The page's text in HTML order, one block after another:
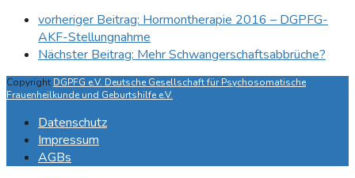
vorheriger Beitrag: Hormontherapie 2016 – DGPFG-
AKF-Stellungnahme
Nächster Beitrag: Mehr Schwangerschaftsabbrüche?
Copyright DGPFG e.V. Deutsche Gesellschaft für Psychosomatische
Frauenheilkunde und Geburtshilfe e.V.
Datenschutz
Impressum
AGBs